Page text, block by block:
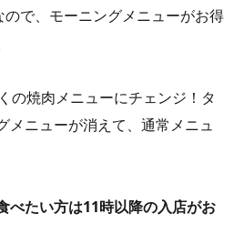
で、モーニングメニューがお得
の焼肉メニューにチェンジ！タ
メニューが消えて、通常メニュ
べたい方は11時以降の入店がお